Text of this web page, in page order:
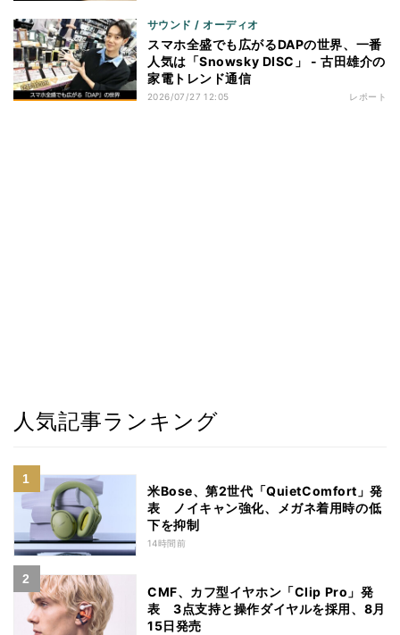
サウンド / オーディオ
スマホ全盛でも広がるDAPの世界、一番
人気は「Snowsky DISC」 - 古田雄介の
家電トレンド通信
2026/07/27 12:05 レポート
人気記事ランキング
米Bose、第2世代「QuietComfort」発
表 ノイキャン強化、メガネ着用時の低
下を抑制
14時間前
CMF、カフ型イヤホン「Clip Pro」発
表 3点支持と操作ダイヤルを採用、8月
15日発売